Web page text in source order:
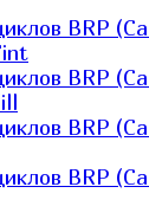
BRP
BRP
BRP
BRP